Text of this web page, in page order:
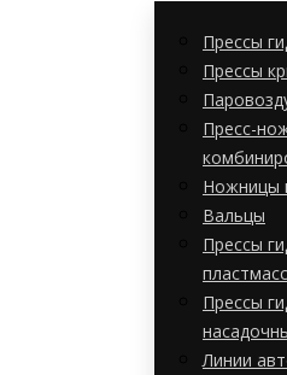
Прессы
Прессы
Пресс-
Ножницы
Вальцы
Прессы
пластмасс
Прессы
Линии